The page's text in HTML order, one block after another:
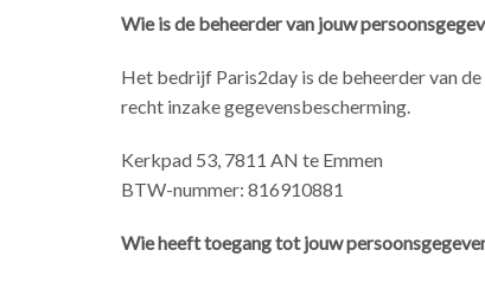
Wie is de beheerder van jouw
Het bedrijf Paris2day is de beheerder van
recht inzake gegevensbescherming.
Kerkpad 53, 7811 AN te Emmen
BTW-nummer: 816910881
Wie heeft toegang tot jouw